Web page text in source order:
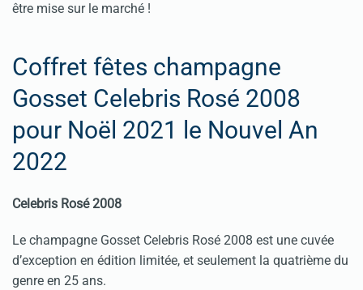
être mise sur le marché !
Coffret fêtes champagne
Gosset Celebris Rosé 2008
pour Noël 2021 le Nouvel An
2022
Celebris Rosé 2008
Le champagne Gosset Celebris Rosé 2008 est une cuvée
d’exception en édition limitée, et seulement la quatrième du
genre en 25 ans.